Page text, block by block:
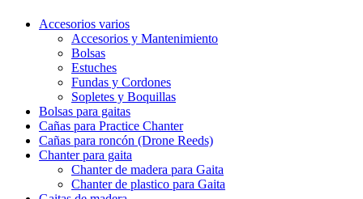
Accesorios varios
Accesorios y Mantenimiento
Bolsas
Estuches
Fundas y Cordones
Sopletes y Boquillas
Bolsas para gaitas
Cañas para Practice Chanter
Cañas para roncón (Drone Reeds)
Chanter para gaita
Chanter de madera para Gaita
Chanter de plastico para Gaita